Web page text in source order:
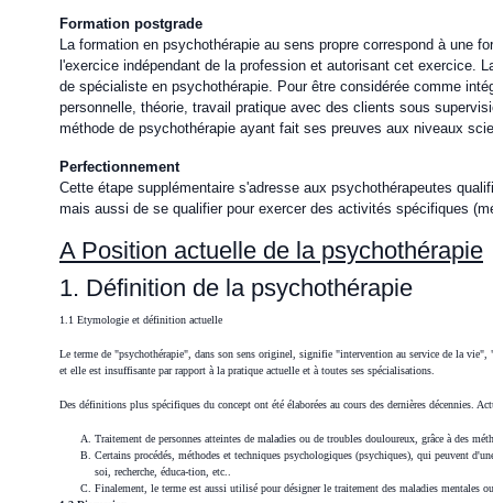
Formation postgrade
La formation en psychothérapie au sens propre correspond à une
l'exercice indépendant de la profession et autorisant cet exercice.
de spécialiste en psychothérapie. Pour être considérée comme
personnelle, théorie, travail pratique avec des clients sous
méthode de psychothérapie ayant fait ses preuves aux niveaux
Perfectionnement
Cette étape supplémentaire s'adresse aux psychothérapeutes
mais aussi de se qualifier pour exercer des activités spécifiques
A Position actuelle de la psychothérapie
1. Définition de la psychothérapie
1.1 Etymologie et définition actuelle
Le terme de "psychothérapie", dans son sens originel, signifie "intervention au service de la
et elle est insuffisante par rapport à la pratique actuelle et à toutes ses spécialisations.
Des définitions plus spécifiques du concept ont été élaborées au cours des dernières
Traitement de personnes atteintes de maladies ou de troubles douloureux, grâce à des
Certains procédés, méthodes et techniques psychologiques (psychiques), qui peuvent
soi, recherche, éduca-tion, etc..
Finalement, le terme est aussi utilisé pour désigner le traitement des maladies mentales